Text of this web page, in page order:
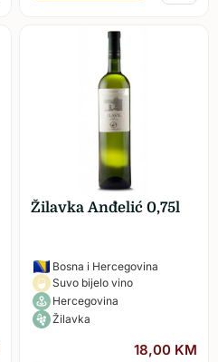
Žilavka Anđelić 0,75l
Bosna i Hercegovina
Suvo bijelo vino
Hercegovina
Žilavka
18,00 KM